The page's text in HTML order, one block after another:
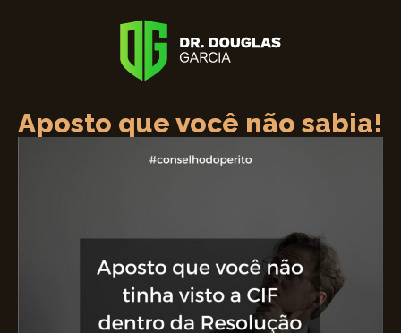
Aposto que você não sabia!